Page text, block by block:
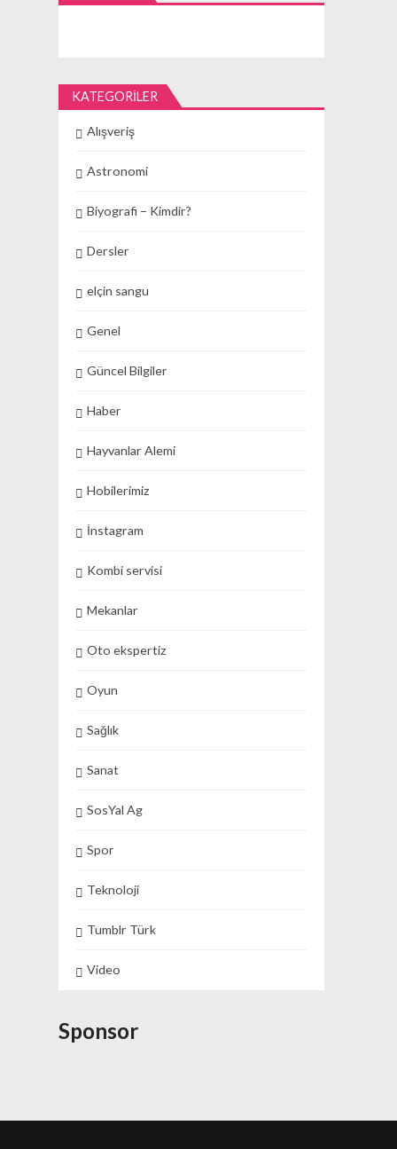
KATEGORILER
Alışveriş
Astronomi
Biyografi – Kimdir?
Dersler
elçin sangu
Genel
Güncel Bilgiler
Haber
Hayvanlar Alemi
Hobilerimiz
İnstagram
Kombi servisi
Mekanlar
Oto ekspertiz
Oyun
Sağlık
Sanat
SosYal Ag
Spor
Teknoloji
Tumblr Türk
Video
Sponsor